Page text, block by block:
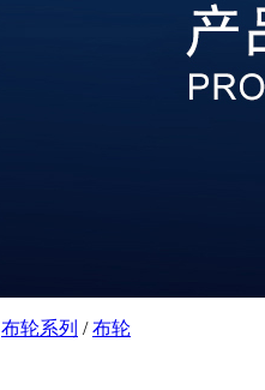
布轮系列 /布轮